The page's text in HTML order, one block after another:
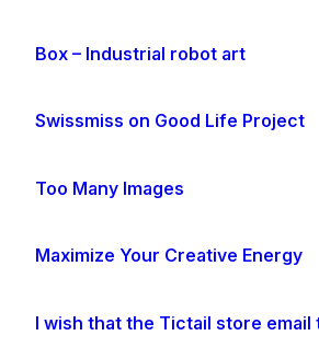
Box – Industrial robot art
Swissmiss on Good Life Project
Too Many Images
Maximize Your Creative Energy
I wish that the Tictail store